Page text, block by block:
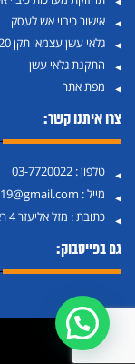
אישור כיבוי אש לעסק
גלאי עשן עצמאי תקן 1220
התקנת גלאי עשן
מפת אתר
צרו איתנו קשר:
טלפון : 03-7720022
מייל :
כתובת : מזל אליעזר 4 ראשון לציון
גם בפייסבוק: